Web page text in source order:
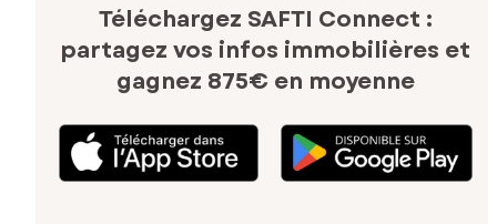
Téléchargez SAFTI Connect :
partagez vos infos immobilières et
gagnez 875€ en moyenne